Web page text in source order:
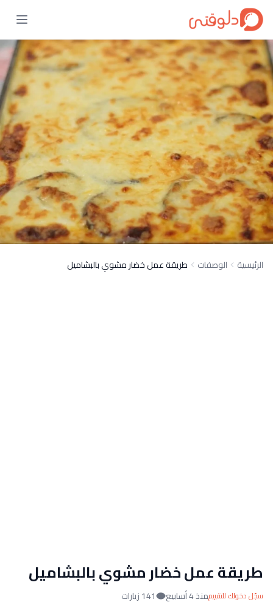
الرئيسية الوصفات طريقة عمل خضار مشوي بالبشاميل
طريقة عمل خضار مشوي بالبشاميل
سجّل دخولك للتقييممنذ 4 أسابيع 141 زيارات